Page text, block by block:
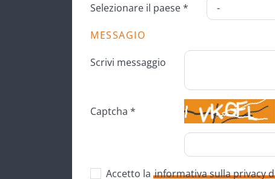
Selezionare il paese *
MESSAGIO
Scrivi messaggio
Captcha *
Accetto la informativa sulla privacy